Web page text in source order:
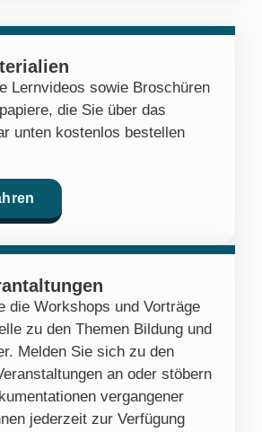
Lernvideos sowie Broschüren
die Sie über das
unten kostenlos bestellen
die Workshops und Vorträge
zu den Themen Bildung und
Melden Sie sich zu den
an oder stöbern
vergangener
jederzeit zur Verfügung